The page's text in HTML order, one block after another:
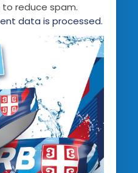
to reduce spam.
data is processed.